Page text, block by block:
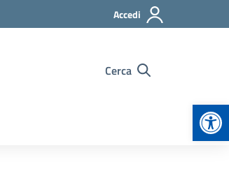
Accedi
Cerca